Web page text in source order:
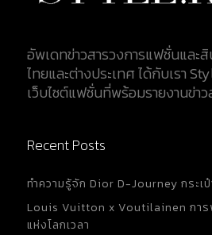
ได้รับความนิยมและสวมใส่กันอย่
สงครามโลกครั้งที่ 1 หรือในปี
ทหารสู่ Fashion Item ที่เป็นที่นิย
ก็ยังมี Choker แอคเซสเซอรี่ที่เริ่
บรรดาสายแฟฯ ในช่วงยุค 2000
อัพเดทข่าวสารวงการแฟชั่นและ
ไทยและต่างประเทศ ได้กับเรา
เว็บไซต์แฟชั่นที่พร้อมรายงานข่
Recent Posts
ทำความรู้จัก Dior D-Journey กระเ
Louis Vuitton x Voutilainen การ
แห่งโลกเวลา